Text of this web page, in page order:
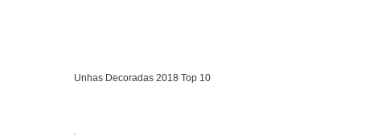
Unhas Decoradas 2018 Top 10